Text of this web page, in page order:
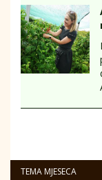
TEMA MJESECA